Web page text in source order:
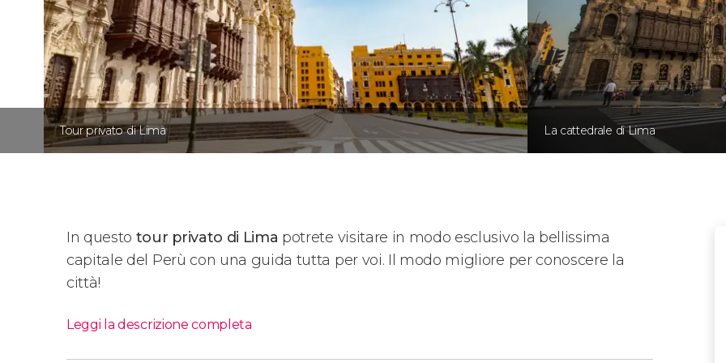
Tour privato di Lima La cattedrale di Lima
In questo tour privato di Lima potrete visitare in modo esclusivo la bellissima
capitale del Perù con una guida tutta per voi. Il modo migliore per conoscere la
città!
Leggi la descrizione completa